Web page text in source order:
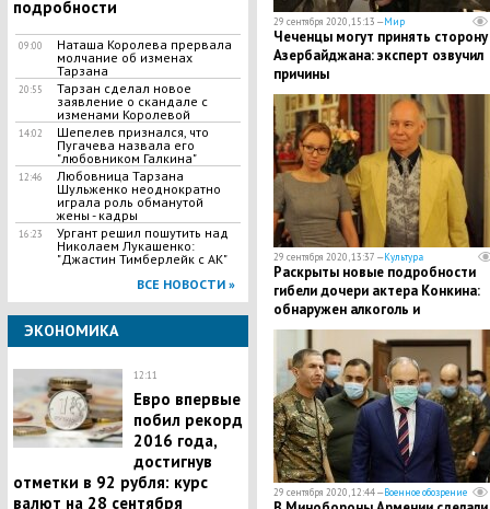
подробности
09:00
Наташа Королева прервала
молчание об изменах
Тарзана
20:55
Тарзан сделал новое
заявление о скандале с
изменами Королевой
14:02
​Шепелев признался, что
Пугачева назвала его
"любовником Галкина"
12:46
Любовница Тарзана
Шульженко неоднократно
играла роль обманутой
жены - кадры
16:23
​Ургант решил пошутить над
Николаем Лукашенко:
"Джастин Тимберлейк с АК"
ВСЕ НОВОСТИ »
ЭКОНОМИКА
12:11
​Евро впервые
побил рекорд
2016 года,
достигнув
отметки в 92 рубля: курс
валют на 28 сентября
29 сентября 2020, 15:13 —Мир
​Чеченцы могут принять сторону
Азербайджана: эксперт озвучил
причины
29 сентября 2020, 13:37 —Культура
Раскрыты новые подробности
гибели дочери актера Конкина: ​
обнаружен алкоголь и
транквилизатор
29 сентября 2020, 12:44 —Военное обозрение